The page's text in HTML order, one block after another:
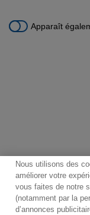
Apparaît
Contact
Nous utilisons des
améliorer votre
vous faites de notre
(notamment par la
d’annonces